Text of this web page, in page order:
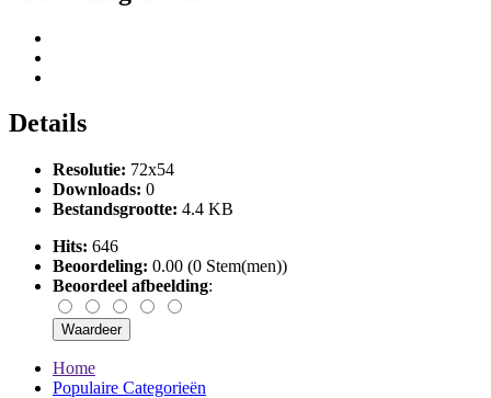
Details
Resolutie: 72x54
Downloads: 0
Bestandsgrootte: 4.4 KB
Hits: 646
Beoordeling: 0.00 (0 Stem(men))
Beoordeel afbeelding:
Home
Populaire Categorieën